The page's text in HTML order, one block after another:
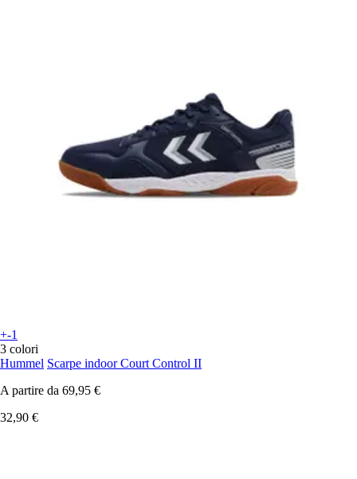
+-1
3 colori
Hummel Scarpe indoor Court Control II
A partire da 69,95 €
32,90 €